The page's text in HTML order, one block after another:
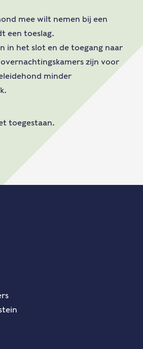
mee wilt nemen bij een
een toeslag.
in het slot en de toegang naar
zijn voor
minder
toegestaan.